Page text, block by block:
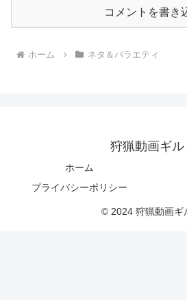
コメントを書き
ホーム ネタ＆バラエティ
狩猟動画ギル
ホーム
プライバシーポリシー
© 2024 狩猟動画ギ